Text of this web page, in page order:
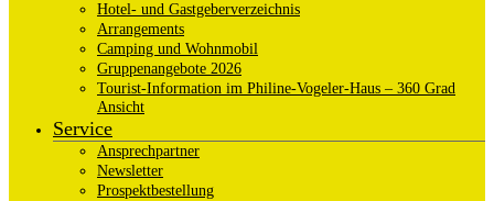
Hotel- und Gastgeberverzeichnis
Arrangements
Camping und Wohnmobil
Gruppenangebote 2026
Tourist-Information im Philine-Vogeler-Haus – 360 Grad
Ansicht
Service
Ansprechpartner
Newsletter
Prospektbestellung